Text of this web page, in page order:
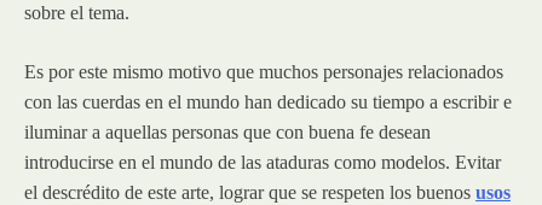
sobre el tema.
Es por este mismo motivo que muchos personajes relacionados
con las cuerdas en el mundo han dedicado su tiempo a escribir e
iluminar a aquellas personas que con buena fe desean
introducirse en el mundo de las ataduras como modelos. Evitar
el descrédito de este arte, lograr que se respeten los buenos usos